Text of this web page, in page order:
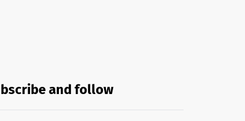
and follow